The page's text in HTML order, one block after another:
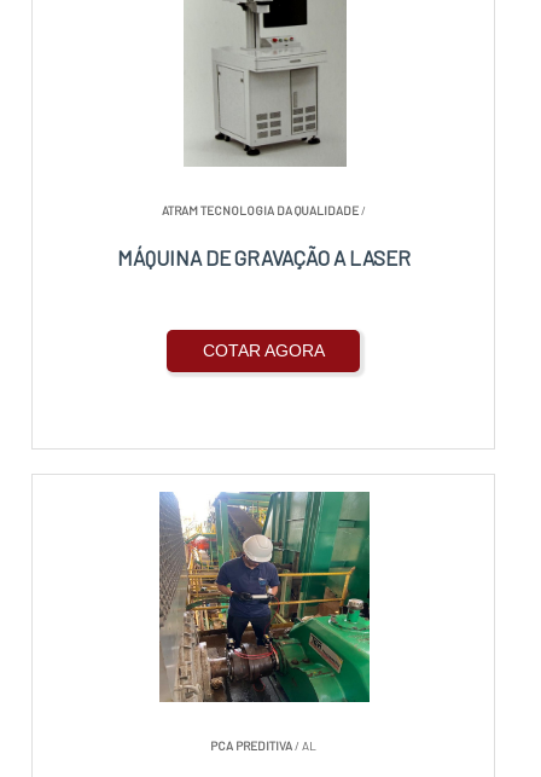
ATRAM TECNOLOGIA DA QUALIDADE/
MÁQUINA DE GRAVAÇÃO A LASER
COTAR AGORA
PCA PREDITIVA/ AL